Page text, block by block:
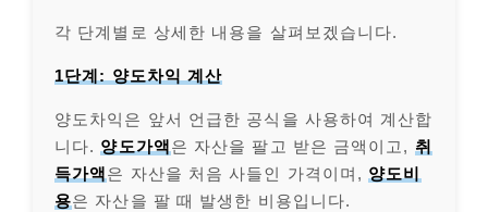
각 단계별로 상세한 내용을 살펴보겠습니다.
1단계: 양도차익 계산
양도차익은 앞서 언급한 공식을 사용하여 계산합
니다. 양도가액 은 자산을 팔고 받은 금액이고, 취
득가액 은 자산을 처음 사들인 가격이며, 양도비
용은 자산을 팔 때 발생한 비용입니다.